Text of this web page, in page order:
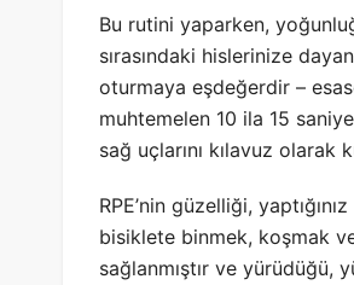
Bu rutini yaparken,
sırasındaki hislerinize
oturmaya eşdeğerdir –
muhtemelen 10 ila 15
sağ uçlarını kılavuz
RPE’nin güzelliği,
bisiklete binmek, koşmak
sağlanmıştır ve yürüdüğü,